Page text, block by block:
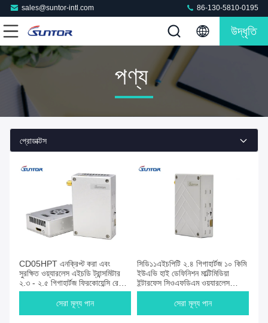
sales@suntor-intl.com 86-130-5810-0195
উদ্ধৃতি
পণ্য
প্রোডাক্টস
CD05HPT এনক্রিপ্ট করা এবং
সুরক্ষিত ওয়্যারলেস এইচডি ট্রান্সমিটার
২.৩ - ২.৫ গিগাহার্টজ ফ্রিকোয়েন্সি রেঞ্জ
সহ
সেরা মূল্য পান
সিডি১১এইচপিটি ২.৪ গিগাহার্টজ ১০ কিমি
ইউএভি হাই ডেফিনিশন মাল্টিমিডিয়া
ইন্টারফেস সিওএফডিএম ওয়্যারলেস
ট্রান্সমিটার
সেরা মূল্য পান